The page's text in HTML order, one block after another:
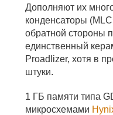
Дополняют их
конденсаторы
обратной стороны
единственный
Proadlizer, хотя в
штуки.
1 ГБ памяти типа
микросхемами